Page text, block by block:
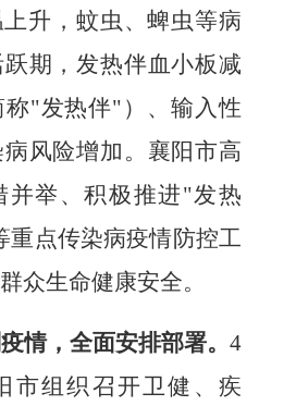
升，蚊虫、蜱虫等病
期，发热伴血小板减
称"发热伴"）、输入性
风险增加。襄阳市高
并举、积极推进"发热
重点传染病疫情防控工
众生命健康安全。
情，全面安排部署。 4
市组织召开卫健、疾